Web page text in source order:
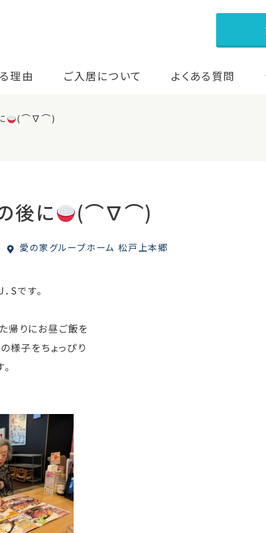
理由 ご入居について よくある質問
(⌒∇⌒)
後に (⌒∇⌒)
愛の家グループホーム 松戸上本郷
Sです。
帰りにお昼ご飯を
様子をちょっぴり